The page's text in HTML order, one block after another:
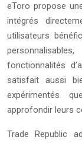
eToro propose
intégrés
utilisateurs
fonctionnalités
satisfait aussi
expérimentés
approfondir leurs
Trade Republic